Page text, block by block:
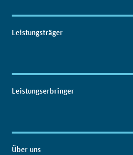
Leistungsträger
Leistungserbringer
Über uns